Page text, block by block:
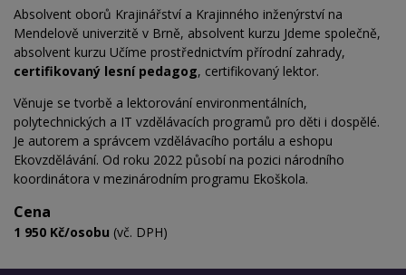
Absolvent oborů Krajinářství a Krajinného inženýrství na
Mendelově univerzitě v Brně, absolvent kurzu Jdeme společně,
absolvent kurzu Učíme prostřednictvím přírodní zahrady,
certifikovaný lesní pedagog, certifikovaný lektor.
Věnuje se tvorbě a lektorování environmentálních,
polytechnických a IT vzdělávacích programů pro děti i dospělé.
Je autorem a správcem vzdělávacího portálu a eshopu
Ekovzdělávání. Od roku 2022 působí na pozici národního
koordinátora v mezinárodním programu Ekoškola.
Cena
1 950 Kč/osobu (vč. DPH)